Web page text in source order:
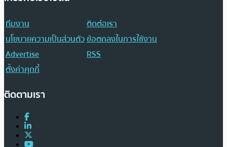
ทีมงาน
ติดต่อเรา
นโยบายความเป็นส่วนตัวข้อตกลงในการใช้งาน
Advertise
RSS
ตั้งค่าคุกกี้
ติดตามเรา